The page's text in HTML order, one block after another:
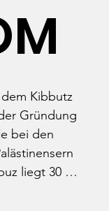
Kibbutz
Gründung
bei den
liegt 30